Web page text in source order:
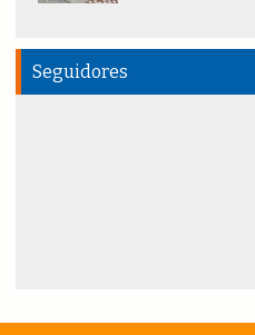
Seguidores